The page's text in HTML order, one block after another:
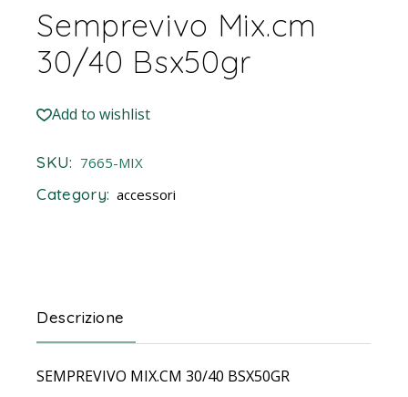
Semprevivo Mix.cm
30/40 Bsx50gr
Add to wishlist
SKU: 7665-MIX
Category: accessori
Descrizione
SEMPREVIVO MIX.CM 30/40 BSX50GR